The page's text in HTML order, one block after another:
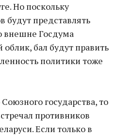
Но поскольку
будут представлять
внешне Госдума
бал будут править
политики тоже
государства, то
противников
Если только в